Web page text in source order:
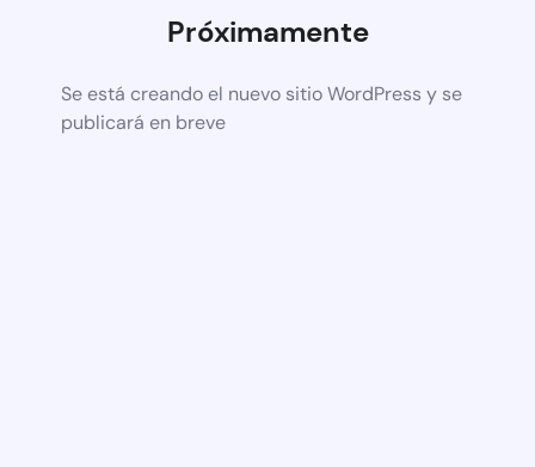
Próximamente
Se está creando el nuevo sitio WordPress y se
publicará en breve